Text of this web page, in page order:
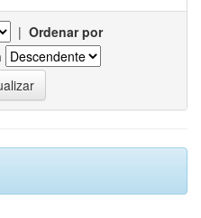
| Ordenar por